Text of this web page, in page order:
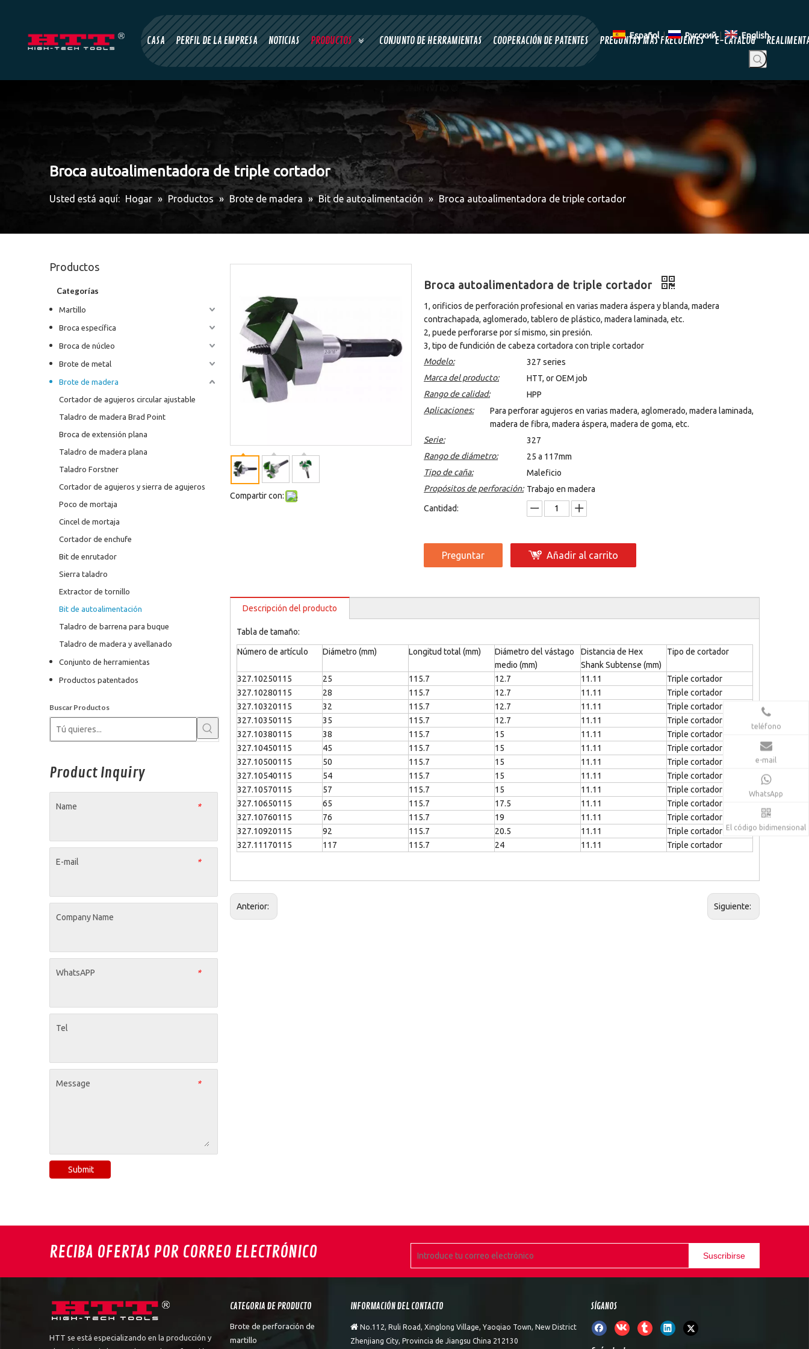
CASA PERFIL DE LA EMPRESA NOTICIAS PRODUCTOS CONJUNTO DE HERRAMIENTAS COOPERACIÓN DE PATENTES PREGUNTAS MÁS FRECUENTES E-CATALOG
Español | Pусский English
Broca autoalimentadora de triple cortador
Usted está aquí: Hogar » Productos » Brote de madera » Bit de autoalimentación » Broca autoalimentadora de triple cortador
Productos
Categorías
Martillo
Broca específica
Broca de núcleo
Brote de metal
Brote de madera
Cortador de agujeros circular ajustable
Taladro de madera Brad Point
Broca de extensión plana
Taladro de madera plana
Taladro Forstner
Cortador de agujeros y sierra de agujeros
Poco de mortaja
Cincel de mortaja
Cortador de enchufe
Bit de enrutador
Sierra taladro
Extractor de tornillo
Bit de autoalimentación
Taladro de barrena para buque
Taladro de madera y avellanado
Conjunto de herramientas
Productos patentados
Buscar Productos
Product Inquiry
*
Name
*
E-mail
Company Name
*
WhatsAPP
Tel
*
Message
Submit
Compartir con:
Broca autoalimentadora de triple cortador
1, orificios de perforación profesional en varias madera áspera y blanda, madera
contrachapada, aglomerado, tablero de plástico, madera laminada, etc.
2, puede perforarse por sí mismo, sin presión.
3, tipo de fundición de cabeza cortadora con triple cortador
Modelo:
327 series
Marca del producto:
HTT, or OEM job
Rango de calidad:
HPP
Aplicaciones:
Para perforar agujeros en varias madera, aglomerado, madera laminada,
madera de fibra, madera áspera, madera de goma, etc.
Serie:
327
Rango de diámetro:
25 a 117mm
Tipo de caña:
Maleficio
Propósitos de perforación: Trabajo en madera
Cantidad:
Preguntar Añadir al carrito
Descripción del producto
Tabla de tamaño:
Número de artículo Diámetro (mm) Longitud total (mm)
Diámetro del vástago
medio (mm)
Distancia de Hex
Shank Subtense (mm)
Tipo de cortador
327.10250115 25 115.7 12.7 11.11
Triple cortador
327.10280115
28 115.7 12.7 11.11
Triple cortador
327.10320115
32 115.7 12.7 11.11
Triple cortador
327.10350115
35 115.7 12.7 11.11
Triple cortador
327.10380115
38 115.7 15 11.11
Triple cortador
327.10450115
45 115.7 15 11.11
Triple cortador
327.10500115
50 115.7 15 11.11
Triple cortador
327.10540115
54 115.7 15 11.11
Triple cortador
327.10570115
57 115.7 15 11.11
Triple cortador
327.10650115
65 115.7 17.5 11.11
Triple cortador
327.10760115
76 115.7 19 11.11
Triple cortador
327.10920115
92 115.7 20.5 11.11
Triple cortador
327.11170115
117 115.7 24 11.11 Triple cortador
Anterior: Siguiente:
RECIBA OFERTAS POR CORREO ELECTRÓNICO Suscribirse
HTT se está especializando en la producción y
CATEGORIA DE PRODUCTO
Brote de perforación de
martillo
INFORMACIÓN DEL CONTACTO
 No.112, Ruli Road, Xinglong Village, Yaoqiao Town, New District
Zhenjiang City, Provincia de Jiangsu China 212130
SÍGANOS
teléfono
e-mail
WhatsApp
El código bidimensional